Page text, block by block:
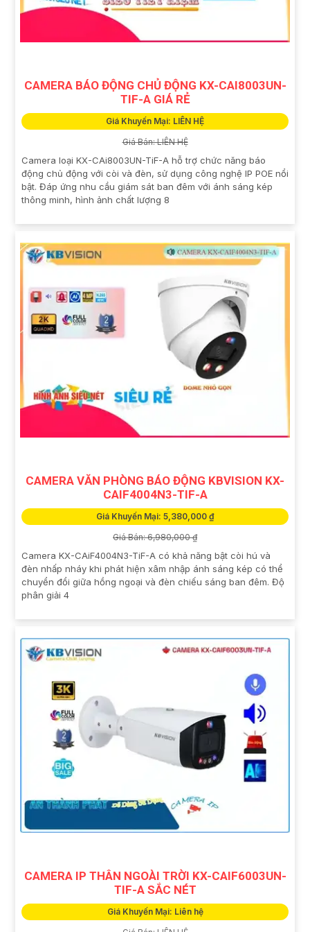
CAMERA BÁO ĐỘNG CHỦ ĐỘNG KX-CAI8003UN-
TIF-A GIÁ RẺ
Giá Khuyến Mại: LIÊN HỆ
Giá Bán: LIÊN HỆ
Camera loại KX-CAi8003UN-TiF-A hỗ trợ chức năng báo
động chủ động với còi và đèn, sử dụng công nghệ IP POE nổi
bật. Đáp ứng nhu cầu giám sát ban đêm với ánh sáng kép
thông minh, hình ảnh chất lượng 8
CAMERA VĂN PHÒNG BÁO ĐỘNG KBVISION KX-
CAIF4004N3-TIF-A
Giá Khuyến Mại: 5,380,000 ₫
Giá Bán: 6,980,000 ₫
Camera KX-CAiF4004N3-TiF-A có khả năng bật còi hú và
đèn nhấp nháy khi phát hiện xâm nhập ánh sáng kép có thể
chuyển đổi giữa hồng ngoại và đèn chiếu sáng ban đêm. Độ
phân giải 4
CAMERA IP THÂN NGOÀI TRỜI KX-CAIF6003UN-
TIF-A SẮC NÉT
Giá Khuyến Mại: Liên hệ